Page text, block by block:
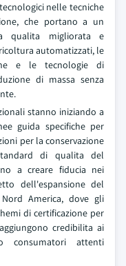
nelle tecniche
che portano a un
qualita migliorata e
automatizzati, le
e le tecnologie di
di massa senza
stanno iniziando a
guida specifiche per
per la conservazione
di qualita del
a creare fiducia nei
dell'espansione del
America, dove gli
di certificazione per
credibilita ai
consumatori attenti